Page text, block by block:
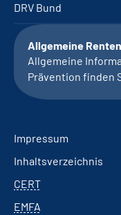
DRV Bund
Allgemeine
Allgemeine
Prävention finden
Impressum
Inhaltsverzeichnis
CERT
EMFA